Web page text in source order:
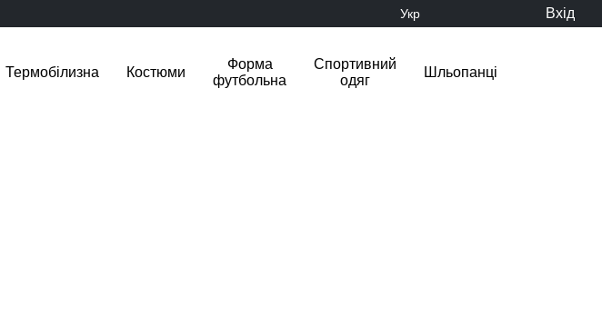
Укр Вхід
Термобілизна Костюми
Форма
футбольна
Спортивний
одяг
Шльопанці